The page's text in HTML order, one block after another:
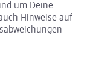
um Deine
Hinweise auf